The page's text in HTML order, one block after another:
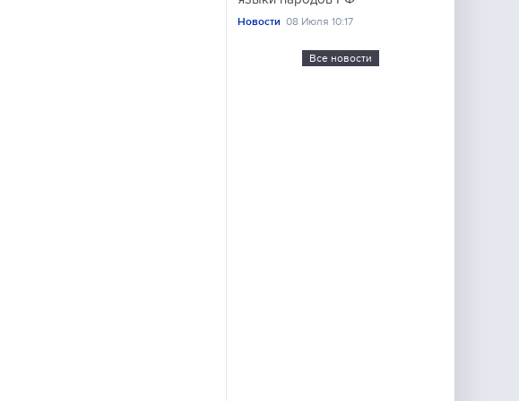
Новости 08 Июля 10:17
Все новости